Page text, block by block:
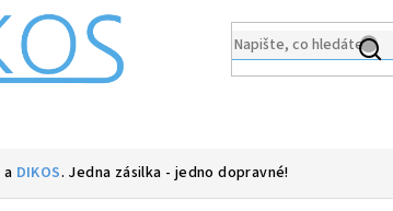
a DIKOS. Jedna zásilka - jedno dopravné!